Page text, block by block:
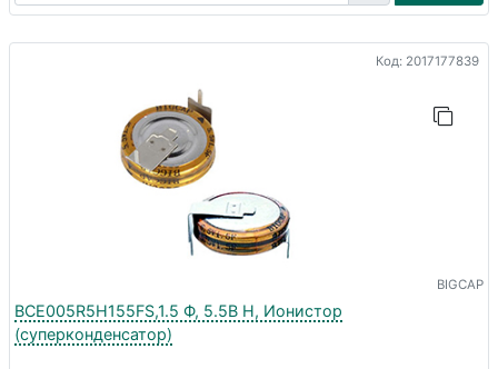
Код: 2017177839
BIGCAP
BCE005R5H155FS,1.5 Ф, 5.5В H, Ионистор
(суперконденсатор)